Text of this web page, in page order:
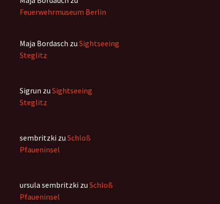
Feuerwehrmuseum Berlin
Maja Bordasch zu Sightseeing
Steglitz
Sigrun zu Sightseeing
Steglitz
sembritzki zu Schloß
Pfaueninsel
ursula sembritzki zu Schloß
Pfaueninsel